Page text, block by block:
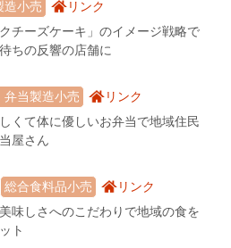
造小売
リンク
チーズケーキ」のイメージ戦略で
ちの反響の店舗に
弁当製造小売
リンク
くて体に優しいお弁当で地域住民
屋さん
総合食料品小売
リンク
味しさへのこだわりで地域の食を
ト